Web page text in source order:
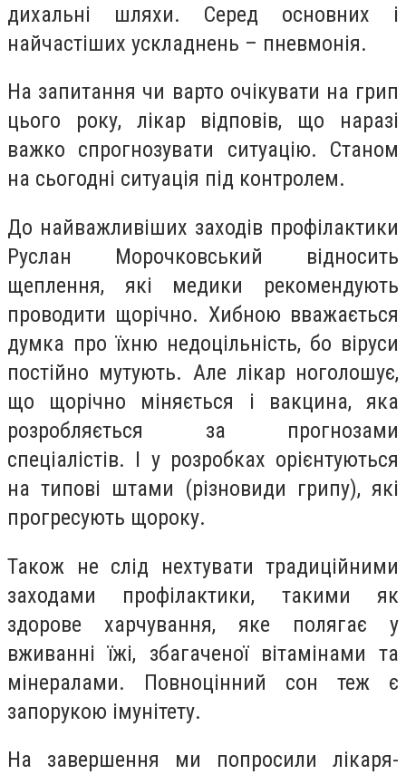
дихальні шляхи. Серед основних і
найчастіших ускладнень – пневмонія.
На запитання чи варто очікувати на грип
цього року, лікар відповів, що наразі
важко спрогнозувати ситуацію. Станом
на сьогодні ситуація під контролем.
До найважливіших заходів профілактики
Руслан Морочковський відносить
щеплення, які медики рекомендують
проводити щорічно. Хибною вважається
думка про їхню недоцільність, бо віруси
постійно мутують. Але лікар ноголошує,
що щорічно міняється і вакцина, яка
розробляється за прогнозами
спеціалістів. І у розробках орієнтуються
на типові штами (різновиди грипу), які
прогресують щороку.
Також не слід нехтувати традиційними
заходами профілактики, такими як
здорове харчування, яке полягає у
вживанні їжі, збагаченої вітамінами та
мінералами. Повноцінний сон теж є
запорукою імунітету.
На завершення ми попросили лікаря-